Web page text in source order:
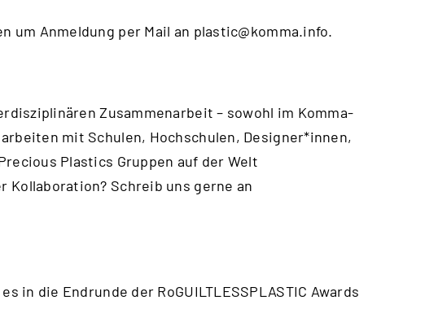
um Anmeldung per Mail an plastic@komma.info.
Zusammenarbeit – sowohl im Komma-
mit Schulen, Hochschulen, Designer*innen,
Plastics Gruppen auf der Welt
Kollaboration? Schreib uns gerne an
in die Endrunde der RoGUILTLESSPLASTIC Awards